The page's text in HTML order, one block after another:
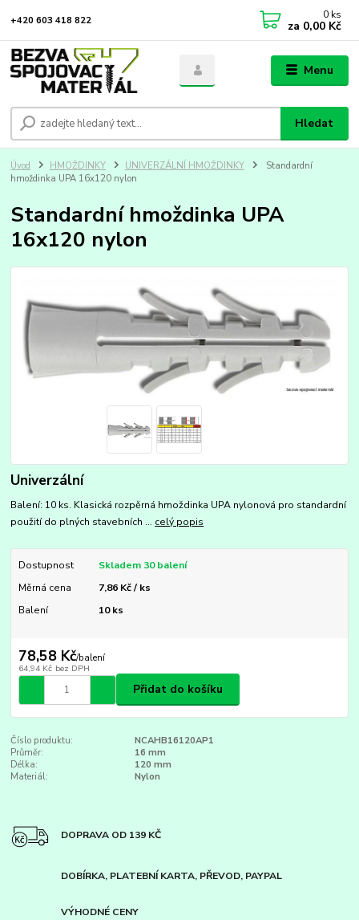
Menu
Hledat
+420 603 418 822 0 ks
za 0,00 Kč
Úvod HMOŽDINKY UNIVERZÁLNÍ HMOŽDINKY
Standardní
hmoždinka UPA 16x120 nylon
Standardní hmoždinka UPA
16x120 nylon
Univerzální
Balení: 10 ks. Klasická rozpěrná hmoždinka UPA nylonová pro standardní
použití do plných stavebních ... celý popis
Dostupnost
Skladem 30 balení
Měrná cena
7,86 Kč / ks
Balení
10 ks
78,58 Kč/balení
64,94 Kč bez DPH
Přidat do košíku
Číslo produktu:
NCAHB16120AP1
Průměr:
16 mm
Délka:
120 mm
Materiál:
Nylon
DOPRAVA OD 139 KČ
DOBÍRKA, PLATEBNÍ KARTA, PŘEVOD, PAYPAL
VÝHODNÉ CENY